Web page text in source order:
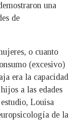
una
de
o cuanto
(excesivo)
era la capacidad
a las edades
Louisa
de la